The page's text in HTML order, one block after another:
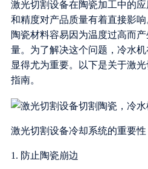
激光切割设备在陶瓷加工中的
和精度对产品质量有着直接影响
陶瓷材料容易因为温度过高而
量。为了解决这个问题，冷水
显得尤为重要。以下是关于激
指南。
激光切割设备冷却系统的重要性
1. 防止陶瓷崩边